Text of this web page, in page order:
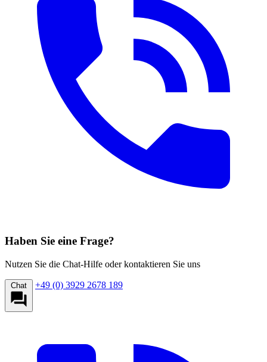
Haben Sie eine Frage?
Nutzen Sie die Chat-Hilfe oder kontaktieren Sie uns
Chat +49 (0) 3929 2678 189